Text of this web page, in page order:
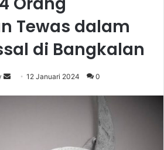
Tewas dalam
di Bangkalan
12 Januari 2024 0